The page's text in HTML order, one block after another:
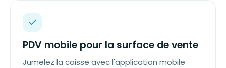
PDV mobile pour la surface de vente
Jumelez la caisse avec l'application mobile